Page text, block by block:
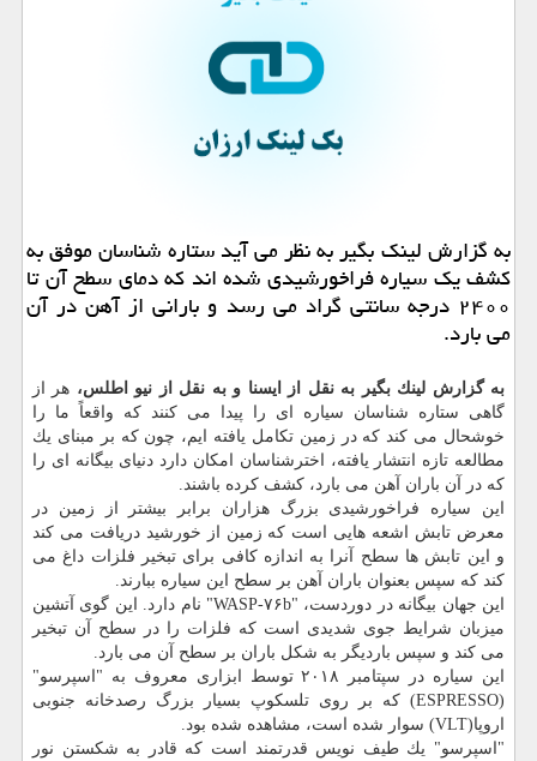
به گزارش لینك بگیر به نظر می آید ستاره شناسان موفق به
كشف یك سیاره فراخورشیدی شده اند كه دمای سطح آن تا
۲۴۰۰ درجه سانتی گراد می رسد و بارانی از آهن در آن
می بارد.
به گزارش لینك بگیر به نقل از ایسنا و به نقل از نیو اطلس، هر از
گاهی ستاره شناسان سیاره ای را پیدا می كنند كه واقعاً ما را
خوشحال می كند كه در زمین تكامل یافته ایم، چون كه بر مبنای یك
مطالعه تازه انتشار یافته، اخترشناسان امكان دارد دنیای بیگانه ای را
كه در آن باران آهن می بارد، كشف كرده باشند.
این سیاره فراخورشیدی بزرگ هزاران برابر بیشتر از زمین در
معرض تابش اشعه هایی است كه زمین از خورشید دریافت می كند
و این تابش ها سطح آنرا به اندازه كافی برای تبخیر فلزات داغ می
كند كه سپس بعنوان باران آهن بر سطح این سیاره ببارند.
این جهان بیگانه در دوردست، "WASP-۷۶b" نام دارد. این گوی آتشین
میزبان شرایط جوی شدیدی است كه فلزات را در سطح آن تبخیر
می كند و سپس باردیگر به شكل باران بر سطح آن می بارد.
این سیاره در سپتامبر ۲۰۱۸ توسط ابزاری معروف به "اسپرسو"
(ESPRESSO) كه بر روی تلسكوپ بسیار بزرگ رصدخانه جنوبی
اروپا(VLT) سوار شده است، مشاهده شده بود.
"اسپرسو" یك طیف نویس قدرتمند است كه قادر به شكستن نور